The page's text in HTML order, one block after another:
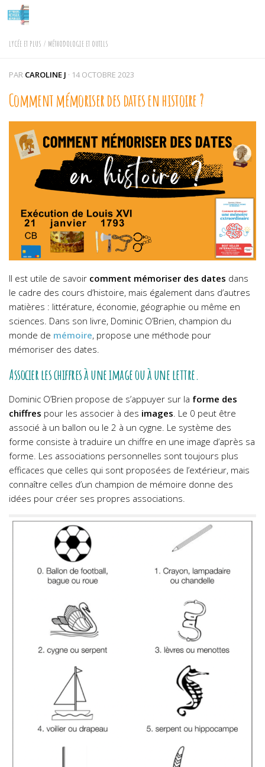
Skip to content
LYCÉE ET PLUS / MÉTHODOLOGIE ET OUTILS
PAR CAROLINE J · 14 OCTOBRE 2023
Comment mémoriser des dates en histoire ?
Il est utile de savoir comment mémoriser des dates dans
le cadre des cours d’histoire, mais également dans d’autres
matières : littérature, économie, géographie ou même en
sciences. Dans son livre, Dominic O’Brien, champion du
monde de mémoire, propose une méthode pour
mémoriser des dates.
Associer les chiffres à une image ou à une lettre.
Dominic O’Brien propose de s’appuyer sur la forme des
chiffres pour les associer à des images. Le 0 peut être
associé à un ballon ou le 2 à un cygne. Le système des
forme consiste à traduire un chiffre en une image d’après sa
forme. Les associations personnelles sont toujours plus
efficaces que celles qui sont proposées de l’extérieur, mais
connaître celles d’un champion de mémoire donne des
idées pour créer ses propres associations.